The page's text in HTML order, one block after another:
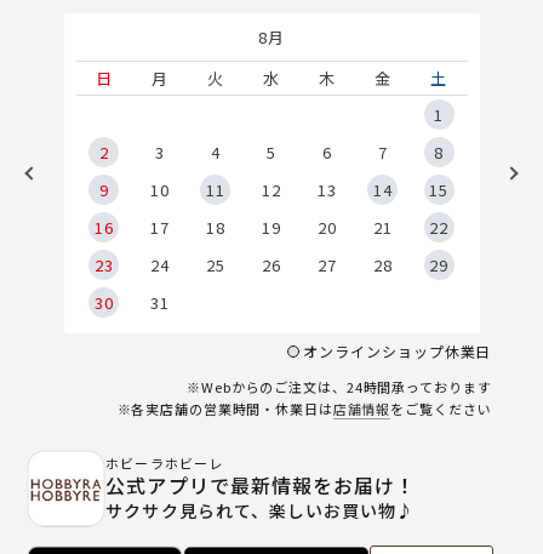
8月
日
月 火 水 木 金
土
1
2
3 4 5 6 7
8
9
10 11 12 13 14
15
16
17 18 19 20 21
22
23
24 25 26 27 28
29
30
31
オンラインショップ休業日
※Webからのご注文は、24時間承っております
※各実店舗の営業時間・休業日は店舗情報をご覧ください
ホビーラホビーレ
公式アプリで最新情報をお届け！
サクサク見られて、楽しいお買い物♪